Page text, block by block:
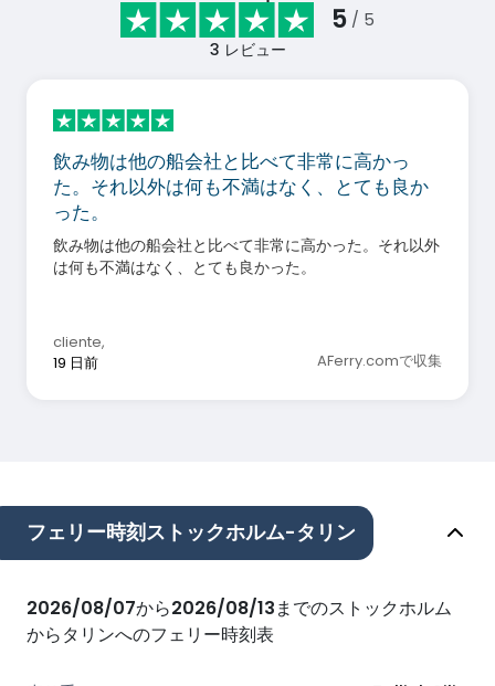
5 / 5
3 レビュー
飲み物は他の船会社と比べて非常に高かっ
た。それ以外は何も不満はなく、とても良か
った。
飲み物は他の船会社と比べて非常に高かった。それ以外
は何も不満はなく、とても良かった。
cliente,
19 日前
AFerry.comで収集
フェリー時刻ストックホルム-タリン
2026/08/07から2026/08/13までのストックホルム
からタリンへのフェリー時刻表